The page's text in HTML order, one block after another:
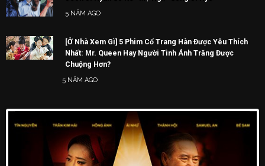
5 NĂM AGO
[Ở Nhà Xem Gì] 5 Phim Cổ Trang Hàn Được Yêu Thích
Nhất: Mr. Queen Hay Người Tình Ánh Trăng Được
Chuộng Hơn?
5 NĂM AGO